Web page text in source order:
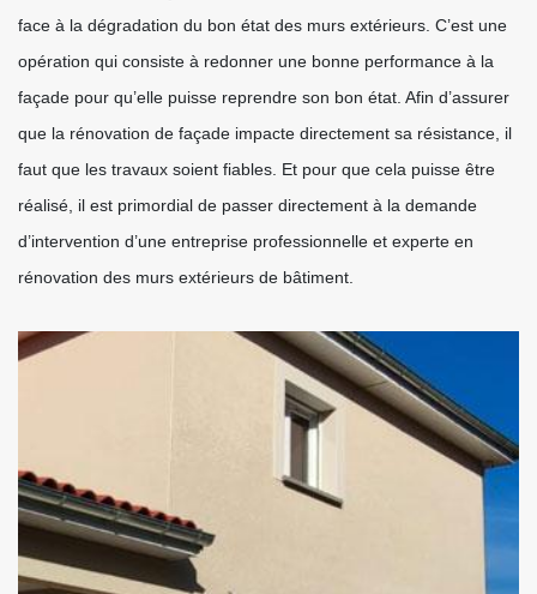
face à la dégradation du bon état des murs extérieurs. C’est une
opération qui consiste à redonner une bonne performance à la
façade pour qu’elle puisse reprendre son bon état. Afin d’assurer
que la rénovation de façade impacte directement sa résistance, il
faut que les travaux soient fiables. Et pour que cela puisse être
réalisé, il est primordial de passer directement à la demande
d’intervention d’une entreprise professionnelle et experte en
rénovation des murs extérieurs de bâtiment.